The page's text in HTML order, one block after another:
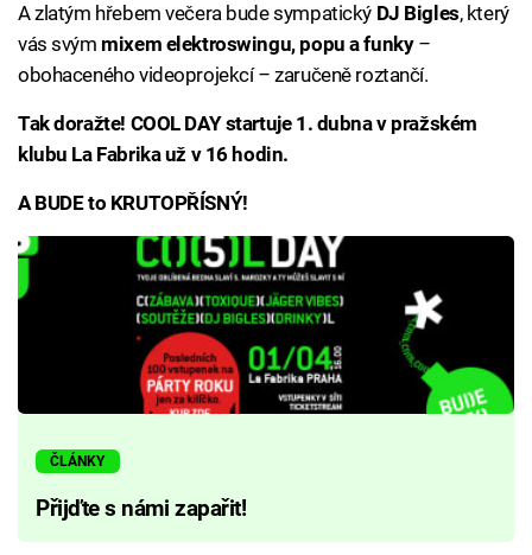
A zlatým hřebem večera bude sympatický DJ Bigles, který
vás svým mixem elektroswingu, popu a funky –
obohaceného videoprojekcí– zaručeně roztančí.
Tak doražte! COOL DAY startuje 1. dubna v pražském
klubu La Fabrika už v 16 hodin.
A BUDE to KRUTOPŘÍSNÝ!
ČLÁNKY
Přijďte s námi zapařit!